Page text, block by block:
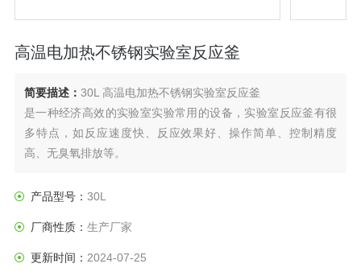
高温电加热不锈钢实验室反应釜
简要描述： 30L 高温电加热不锈钢实验室反应釜
是一种经济高效的实验室实验常用的设备，实验室反应釜有很
多特点，如反应速度快、反应效果好、操作简单、控制精度
高、无臭氧排放等。
产品型号： 30L
厂商性质： 生产厂家
更新时间： 2024-07-25